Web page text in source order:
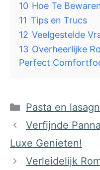
10 Hoe Te
11 Tips en Trucs
12 Veelgestelde
13 Overheerlijke
Perfect
Categorieën
Pasta en
Verfijnde
Luxe Genieten!
Verleidelijk